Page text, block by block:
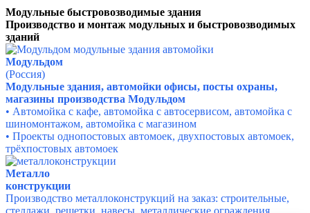
Модульные быстровозводимые здания
Производство и монтаж модульных и быстровозводимых
зданий
Модульдом
(Россия)
Модульные здания, автомойки офисы, посты охраны,
магазины производства Модульдом
• Автомойка с кафе, автомойка с автосервисом, автомойка с
шиномонтажом, автомойка с магазином
• Проекты однопостовых автомоек, двухпостовых автомоек,
трёхпостовых автомоек
Металло
конструкции
Производство металлоконструкций на заказ: строительные,